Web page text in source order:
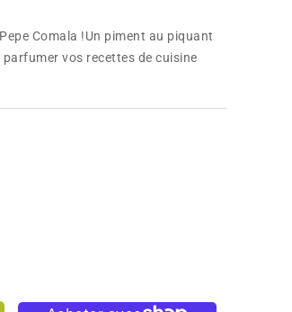
Comala !Un piment au piquant
vos recettes de cuisine